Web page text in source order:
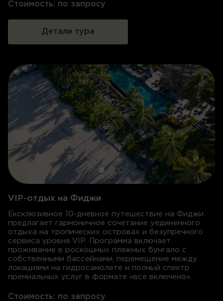
Стоимость: по запросу
Детали тура
VIP-отдых на Фиджи
Ексклюзивное 10-дневное путешествие на Фиджи
предлагает гармоничное сочетание уединенного
отдыха на тропических островах и безупречного
сервиса уровня VIP
Программа включает
проживание в роскошных пляжных бунгало с
собственными бассейнами, перемещение между
локациями на гидросамолете и полный спектр
премиальных услуг в формате «все включено»
Стоимость: по запросу